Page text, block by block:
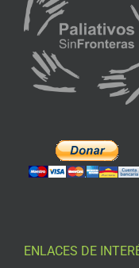
ENLACES DE